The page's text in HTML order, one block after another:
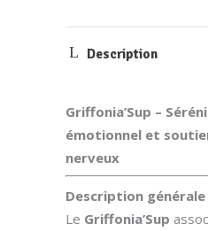
Description
Griffonia’Sup –
émotionnel et
nerveux
Description générale
Le Griffonia’Sup